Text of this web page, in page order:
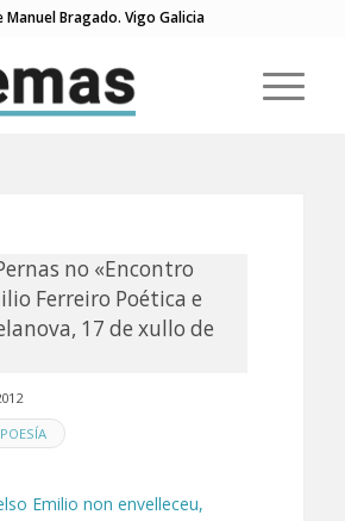
Manuel Bragado. Vigo Galicia
no «Encontro
Ferreiro Poética e
17 de xullo de
POESÍA
Emilio non envelleceu,